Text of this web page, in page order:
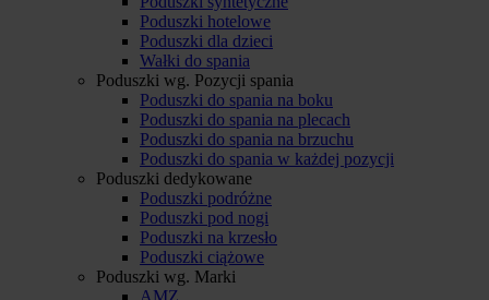
Poduszki hotelowe
Poduszki dla dzieci
Wałki do spania
Poduszki wg. Pozycji spania
Poduszki do spania na boku
Poduszki do spania na plecach
Poduszki do spania na brzuchu
Poduszki do spania w każdej pozycji
Poduszki dedykowane
Poduszki podróżne
Poduszki pod nogi
Poduszki na krzesło
Poduszki ciążowe
Poduszki wg. Marki
AMZ